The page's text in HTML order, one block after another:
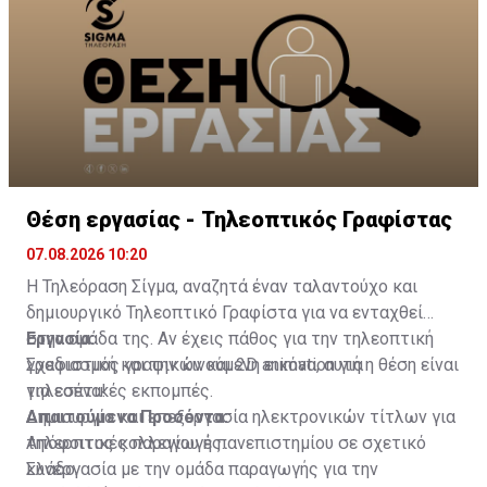
έχουν δεντροφυτευτεί, εμπλουτίζοντας την
υφιστάμενη βλάστηση. Τέλος, θα πραγματοποιηθεί
φύτευση χαμηλής βλάστησης εντός της πλατείας το
ερχόμενο Φθινόπωρο.
Θέση εργασίας - Τηλεοπτικός Γραφίστας
07.08.2026 10:20
Η Τηλεόραση Σίγμα, αναζητά έναν ταλαντούχο και
δημιουργικό Τηλεοπτικό Γραφίστα για να ενταχθεί
στην ομάδα της. Αν έχεις πάθος για την τηλεοπτική
γραφιστική και την κινούμενη εικόνα, αυτή η θέση είναι
για εσένα!
Εργασία:
Σχεδιασμός γραφικών και 2D animation για
τηλεοπτικές εκπομπές.
Δημιουργία και επεξεργασία ηλεκτρονικών τίτλων για
τηλεοπτικές παραγωγές.
Συνεργασία με την ομάδα παραγωγής για την
Απαιτούμενα Προσόντα:
Απόφοιτος κολλεγίου ή πανεπιστημίου σε σχετικό
κλάδο.